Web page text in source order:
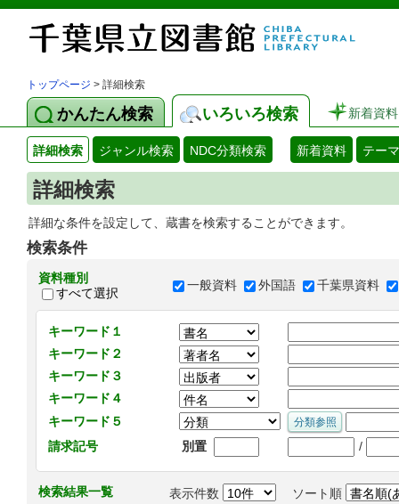
トップページ > 詳細検索
かんたん検索 いろいろ検索 新着資料
詳細検索 ジャンル検索 NDC分類検索 新着資料 テー
詳細検索
詳細な条件を設定して、蔵書を検索することができます。
検索条件
資料種別
すべて選択
一般資料 外国語 千葉県資料
キーワード１
キーワード２
キーワード３
キーワード４
キーワード５
請求記号
別置 /
検索結果一覧 表示件数 ソート順